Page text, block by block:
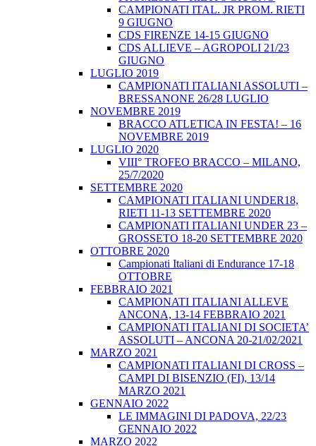
CAMPIONATI ITAL. JR PROM. RIETI
9 GIUGNO
CDS FIRENZE 14-15 GIUGNO
CDS ALLIEVE – AGROPOLI 21/23
GIUGNO
LUGLIO 2019
CAMPIONATI ITALIANI ASSOLUTI –
BRESSANONE 26/28 LUGLIO
NOVEMBRE 2019
BRACCO ATLETICA IN FESTA! – 16
NOVEMBRE 2019
LUGLIO 2020
VIII° TROFEO BRACCO – MILANO,
25/7/2020
SETTEMBRE 2020
CAMPIONATI ITALIANI UNDER18,
RIETI 11-13 SETTEMBRE 2020
CAMPIONATI ITALIANI UNDER 23 –
GROSSETO 18-20 SETTEMBRE 2020
OTTOBRE 2020
Campionati Italiani di Endurance 17-18
OTTOBRE
FEBBRAIO 2021
CAMPIONATI ITALIANI ALLEVE
ANCONA, 13-14 FEBBRAIO 2021
CAMPIONATI ITALIANI DI SOCIETA’
ASSOLUTI – ANCONA 20-21/02/2021
MARZO 2021
CAMPIONATI ITALIANI DI CROSS –
CAMPI DI BISENZIO (FI), 13/14
MARZO 2021
GENNAIO 2022
LE IMMAGINI DI PADOVA, 22/23
GENNAIO 2022
MARZO 2022